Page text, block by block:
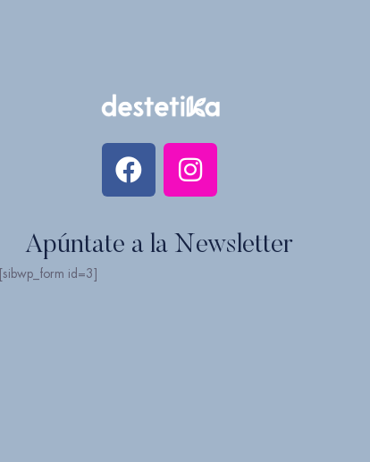
Apúntate a la Newsletter
id=3]